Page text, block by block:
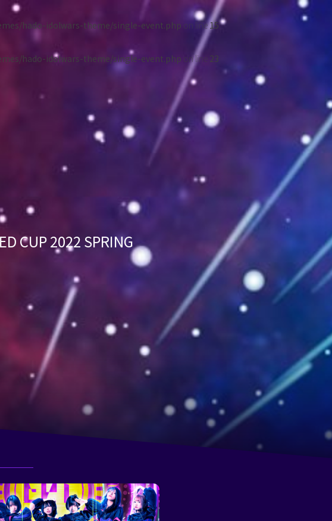
hado-idolwars-theme/single-event.php on line15
hado-idolwars-theme/single-event.php on line 23
CUP 2022 SPRING